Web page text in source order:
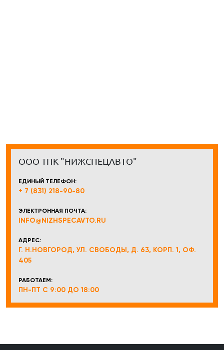
ООО ТПК "НИЖСПЕЦАВТО"
ЕДИНЫЙ ТЕЛЕФОН:
+ 7 (831) 218-90-80
ЭЛЕКТРОННАЯ ПОЧТА:
INFO@NIZHSPECAVTO.RU
АДРЕС:
Г. Н.НОВГОРОД, УЛ. СВОБОДЫ, Д. 63, КОРП. 1, ОФ.
405
РАБОТАЕМ:
ПН-ПТ С 9:00 ДО 18:00